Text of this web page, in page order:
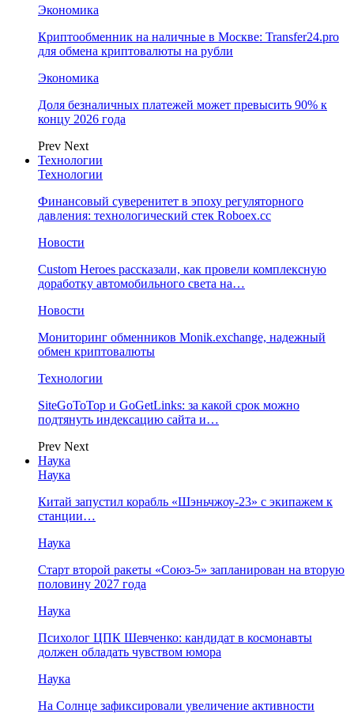
Экономика
Криптообменник на наличные в Москве: Transfer24.pro
для обмена криптовалюты на рубли
Экономика
Доля безналичных платежей может превысить 90% к
концу 2026 года
Prev Next
Технологии
Технологии
Финансовый суверенитет в эпоху регуляторного
давления: технологический стек Roboex.cc
Новости
Custom Heroes рассказали, как провели комплексную
доработку автомобильного света на…
Новости
Мониторинг обменников Monik.exchange, надежный
обмен криптовалюты
Технологии
SiteGoToTop и GoGetLinks: за какой срок можно
подтянуть индексацию сайта и…
Prev Next
Наука
Наука
Китай запустил корабль «Шэньчжоу-23» с экипажем к
станции…
Наука
Старт второй ракеты «Союз-5» запланирован на вторую
половину 2027 года
Наука
Психолог ЦПК Шевченко: кандидат в космонавты
должен обладать чувством юмора
Наука
На Солнце зафиксировали увеличение активности